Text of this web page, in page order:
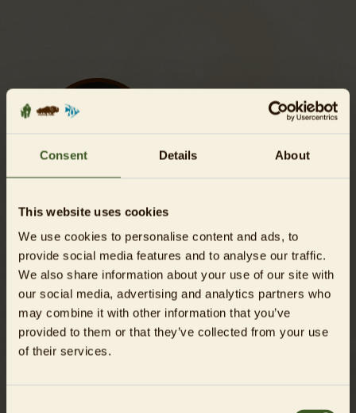
Consent Details About
This website uses cookies
We use cookies to personalise content and ads, to
provide social media features and to analyse our traffic.
We also share information about your use of our site with
our social media, advertising and analytics partners who
may combine it with other information that you’ve
provided to them or that they’ve collected from your use
of their services.
Nacktmulle
ab 100 €
1 2 ... 5